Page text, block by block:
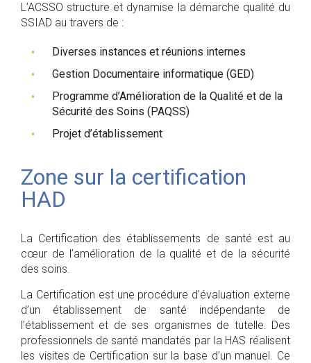
L’ACSSO structure et dynamise la démarche qualité du
SSIAD au travers de :
Diverses instances et réunions internes
Gestion Documentaire informatique (GED)
Programme d’Amélioration de la Qualité et de la
Sécurité des Soins (PAQSS)
Projet d’établissement
Zone sur la certification
HAD
La Certification des établissements de santé est au
cœur de l’amélioration de la qualité et de la sécurité
des soins.
La Certification est une procédure d’évaluation externe
d’un établissement de santé indépendante de
l’établissement et de ses organismes de tutelle. Des
professionnels de santé mandatés par la HAS réalisent
les visites de Certification sur la base d’un manuel. Ce